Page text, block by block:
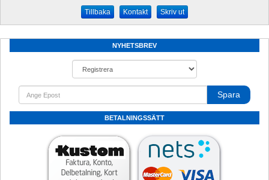
Kontakt Skriv ut
NYHETSBREV
Spara
BETALNINGSSÄTT